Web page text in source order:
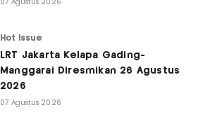
07 Agustus 2026
Hot Issue
LRT Jakarta Kelapa Gading-
Manggarai Diresmikan 26 Agustus
2026
07 Agustus 2026